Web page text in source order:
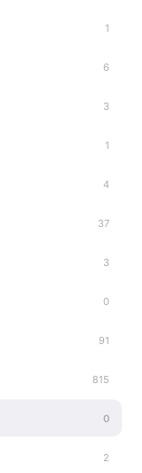
1
6
3
1
4
37
3
0
91
815
0
2